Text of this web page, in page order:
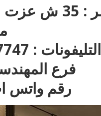
فرع مدينة
التليفونات : 22717747 – 01270001596
فرع المهندسين :
رقم واتس اب :